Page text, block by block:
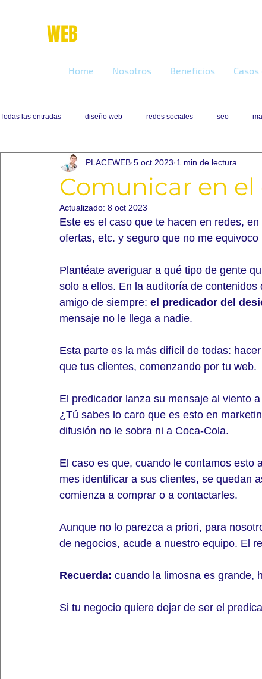
WEB
Home Nosotros Beneficios
Todas las entradas diseño web redes sociales seo
Comunicar en
PLACEWEB 5 oct 2023 1 min de lectura
Actualizado: 8 oct 2023
Este es el caso que te hacen en redes,
ofertas, etc. y seguro que no me equivoco
Plantéate averiguar a qué tipo de gente
solo a ellos. En la auditoría de
amigo de siempre: el predicador del
mensaje no le llega a nadie.
Esta parte es la más difícil de todas:
que tus clientes, comenzando por tu web.
El predicador lanza su mensaje al viento
¿Tú sabes lo caro que es esto en
difusión no le sobra ni a Coca-Cola.
El caso es que, cuando le contamos esto
mes identificar a sus clientes, se quedan
comienza a comprar o a contactarles.
Aunque no lo parezca a priori, para
de negocios, acude a nuestro equipo. El
Recuerda: cuando la limosna es grande,
Si tu negocio quiere dejar de ser el